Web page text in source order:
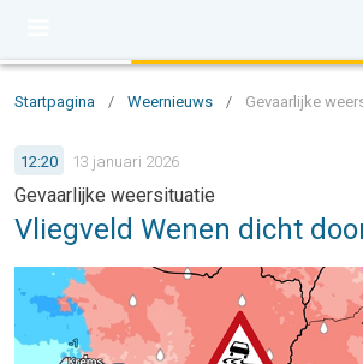
Startpagina / Weernieuws / Gevaarlijke
12:20 13 januari 2026
Gevaarlijke weersituatie
Vliegveld Wenen dicht